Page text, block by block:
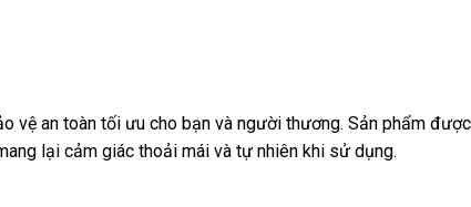
vệ an toàn tối ưu cho bạn và người thương. Sản phẩm
lại cảm giác thoải mái và tự nhiên khi sử dụng.